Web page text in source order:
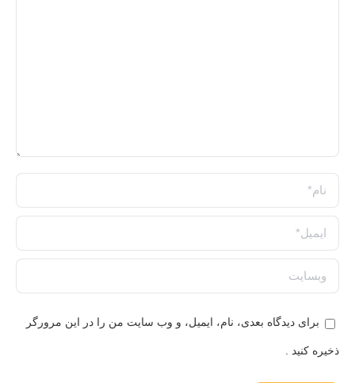
نام *
ایمیل *
وبسایت
برای دیدگاه بعدی، نام، ایمیل، و وب سایت من را در این مرورگر
ذخیره کنید .